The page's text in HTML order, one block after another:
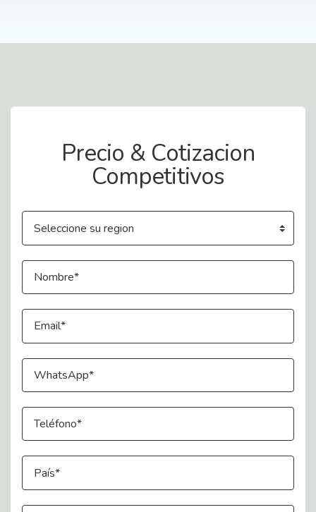
Precio & Cotizacion
Competitivos